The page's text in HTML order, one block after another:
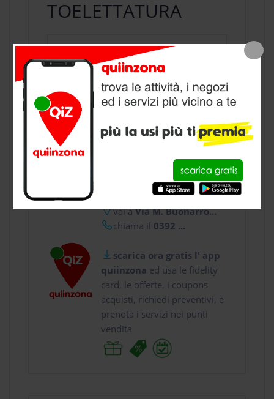
TOELETTATURA
negozio animalia Monza, provincia
di Monza Brianza
CONTATTI
usa gratis quiinzona e :
vai aVia M. Buonarro...
chiama il 0392 ...
scarica ora gratis l' app
quiinzona ed usa le fidelity
card, le offerte, i coupons
acquisti, richiedi preventivi, e
prenota i servizi nei punti
vendita